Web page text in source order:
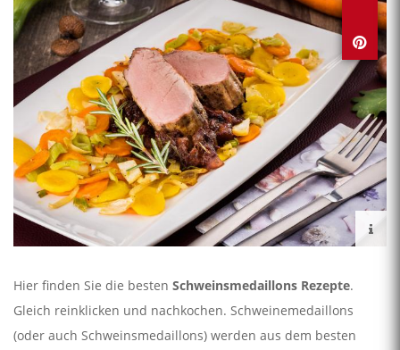
Hier finden Sie die besten Schweinsmedaillons Rezepte.
Gleich reinklicken und nachkochen. Schweinemedaillons
(oder auch Schweinsmedaillons) werden aus dem besten